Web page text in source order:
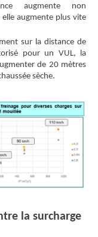
augmente non
augmente plus vite
sur la distance de
pour un VUL, la
de 20 mètres
sèche.
la surcharge